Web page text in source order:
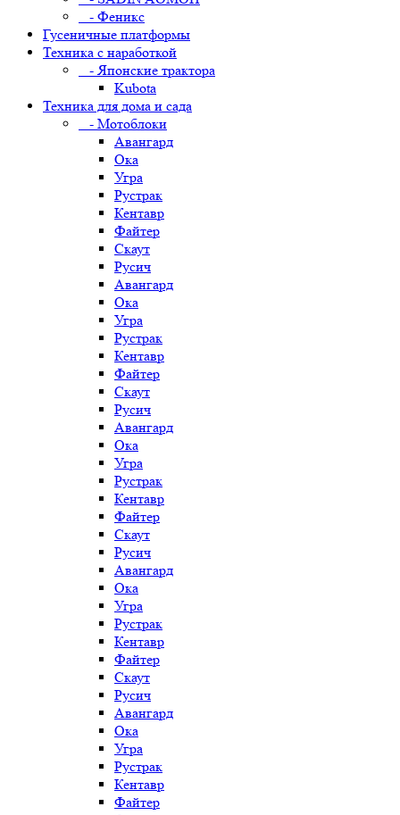
- Феникс
Гусеничные платформы
Техника с наработкой
- Японские трактора
Kubota
Техника для дома и сада
- Мотоблоки
Авангард
Ока
Угра
Рустрак
Кентавр
Файтер
Скаут
Русич
Авангард
Ока
Угра
Рустрак
Кентавр
Файтер
Скаут
Русич
Авангард
Ока
Угра
Рустрак
Кентавр
Файтер
Скаут
Русич
Авангард
Ока
Угра
Рустрак
Кентавр
Файтер
Скаут
Русич
Авангард
Ока
Угра
Рустрак
Кентавр
Файтер